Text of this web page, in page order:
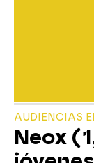
AUDIENCIAS
Neox